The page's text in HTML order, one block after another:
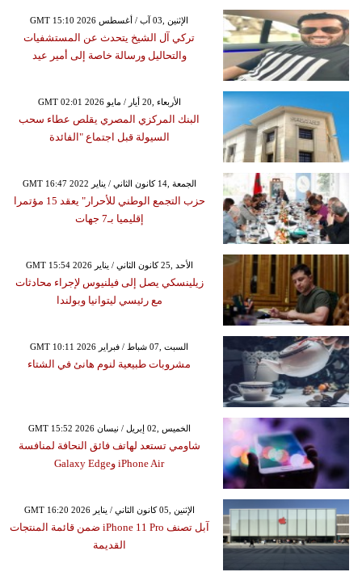
GMT 15:10 2026 الإثنين ,03 آب / أغسطس
تركي آل الشيخ يتحدث عن المستشفيات
والتحاليل ورسالة خاصة إلى أمير عيد
GMT 02:01 2026 الأربعاء ,20 أيار / مايو
البنك المركزي المصري يقلص عطاء سحب
السيولة قبل اجتماع "الفائدة
GMT 16:47 2022 الجمعة ,14 كانون الثاني / يناير
حزب التجمع الوطني للأحرار" يعقد 15 مؤتمرا
إقليميا بـ7 جهات
GMT 15:54 2026 الأحد ,25 كانون الثاني / يناير
زيلينسكي يصل إلى فيلنيوس لإجراء محادثات
مع رئيسي ليتوانيا وبولندا
GMT 10:11 2026 السبت ,07 شباط / فبراير
مشروبات طبيعية لنوم هانئ في الشتاء
GMT 15:52 2026 الخميس ,02 إبريل / نيسان
شاومي تستعد لهاتف فائق النحافة لمنافسة
iPhone Air وGalaxy Edge
GMT 16:20 2026 الإثنين ,05 كانون الثاني / يناير
آبل تصنف iPhone 11 Pro ضمن قائمة المنتجات
القديمة